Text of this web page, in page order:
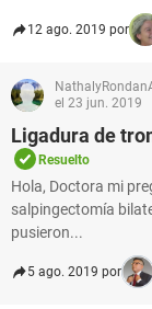
12 ago. 2019 por
el 23 jun. 2019
Ligadura de
Resuelto
Hola, Doctora mi
salpingectomía
pusieron...
5 ago. 2019 por